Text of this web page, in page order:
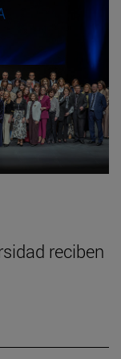
reciben